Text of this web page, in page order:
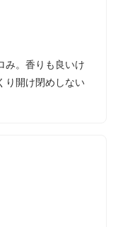
み。香りも良いけ
り開け閉めしない